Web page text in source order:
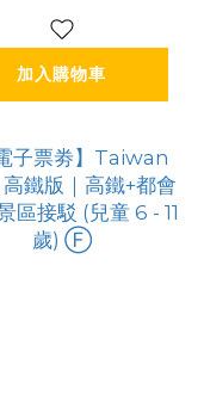
人) Ⓕ
加入購物車